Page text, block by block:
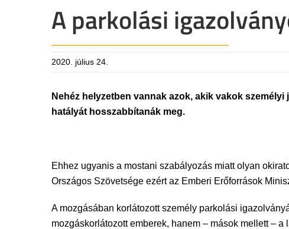
A parkolási
2020. július 24.
Nehéz helyzetben vannak azok, akik vakok
hatályát hosszabbítanák meg.
Ehhez ugyanis a mostani szabályozás miatt olyan
Országos Szövetsége ezért az Emberi Erőforrások
A mozgásában korlátozott személy parkolási
mozgáskorlátozott emberek, hanem – mások mellett –